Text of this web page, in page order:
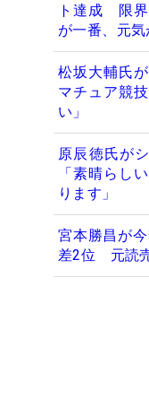
ト達成 限界
が一番、元気
松坂大輔氏
マチュア競
い」
原辰徳氏が
「素晴らし
ります」
宮本勝昌が
差2位 元読